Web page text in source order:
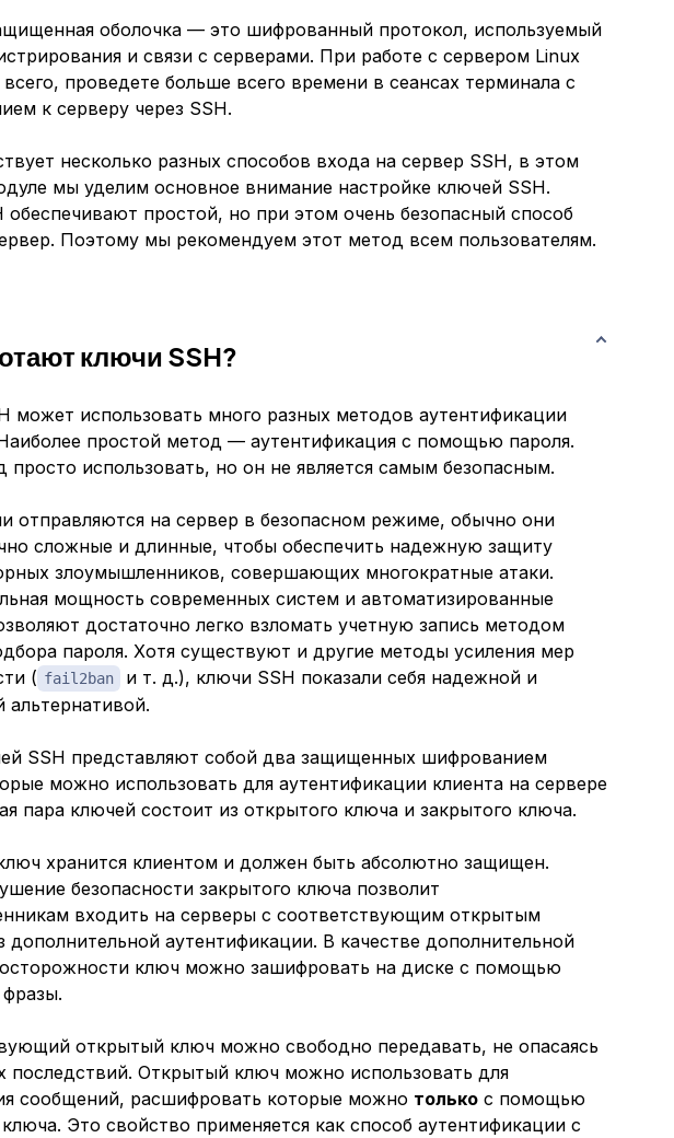
оболочка — это шифрованный протокол, используемый
и связи с серверами. При работе с сервером Linux
проведете больше всего времени в сеансах терминала с
к серверу через SSH.
несколько разных способов входа на сервер SSH, в этом
мы уделим основное внимание настройке ключей SSH.
обеспечивают простой, но при этом очень безопасный способ
Поэтому мы рекомендуем этот метод всем пользователям.
ключи SSH?
может использовать много разных методов аутентификации
простой метод — аутентификация с помощью пароля.
просто использовать, но он не является самым безопасным.
отправляются на сервер в безопасном режиме, обычно они
сложные и длинные, чтобы обеспечить надежную защиту
злоумышленников, совершающих многократные атаки.
мощность современных систем и автоматизированные
достаточно легко взломать учетную запись методом
пароля. Хотя существуют и другие методы усиления мер
( fail2ban
и т. д.), ключи SSH показали себя надежной и
альтернативой.
SSH представляют собой два защищенных шифрованием
можно использовать для аутентификации клиента на сервере
пара ключей состоит из открытого ключа и закрытого ключа.
хранится клиентом и должен быть абсолютно защищен.
безопасности закрытого ключа позволит
входить на серверы с соответствующим открытым
дополнительной аутентификации. В качестве дополнительной
ключ можно зашифровать на диске с помощью
открытый ключ можно свободно передавать, не опасаясь
последствий. Открытый ключ можно использовать для
сообщений, расшифровать которые можно толькос помощью
Это свойство применяется как способ аутентификации с